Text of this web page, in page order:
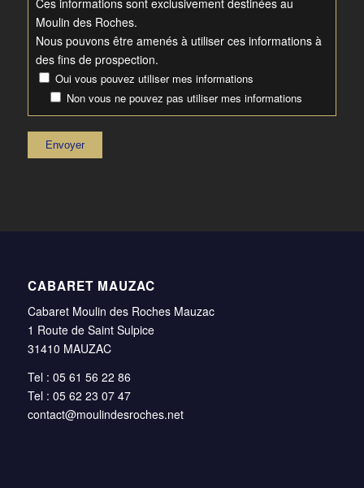
Moulin des Roches.
Nous pouvons être amenés à utiliser ces informations à
des fins de prospection.
Oui vous pouvez utiliser mes informations
Non vous ne pouvez pas utiliser mes informations
CABARET MAUZAC
Cabaret Moulin des Roches Mauzac
1 Route de Saint Sulpice
31410 MAUZAC
Tel : 05 61 56 22 86
Tel : 05 62 23 07 47
contact@moulindesroches.net